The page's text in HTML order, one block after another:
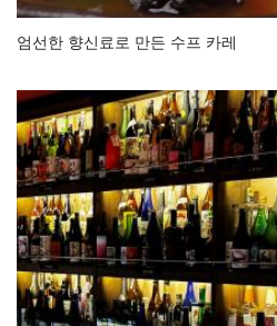
엄선한 향신료로 만든 수프 카레